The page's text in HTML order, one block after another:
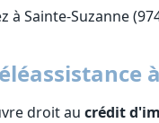
à Sainte-Suzanne
droit au crédit